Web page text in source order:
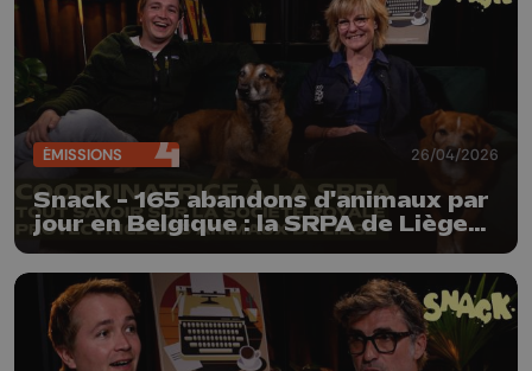
ÉMISSIONS 26/04/2026
Snack - 165 abandons d'animaux par
jour en Belgique : la SRPA de Liège
nous explique la réalité des refuges